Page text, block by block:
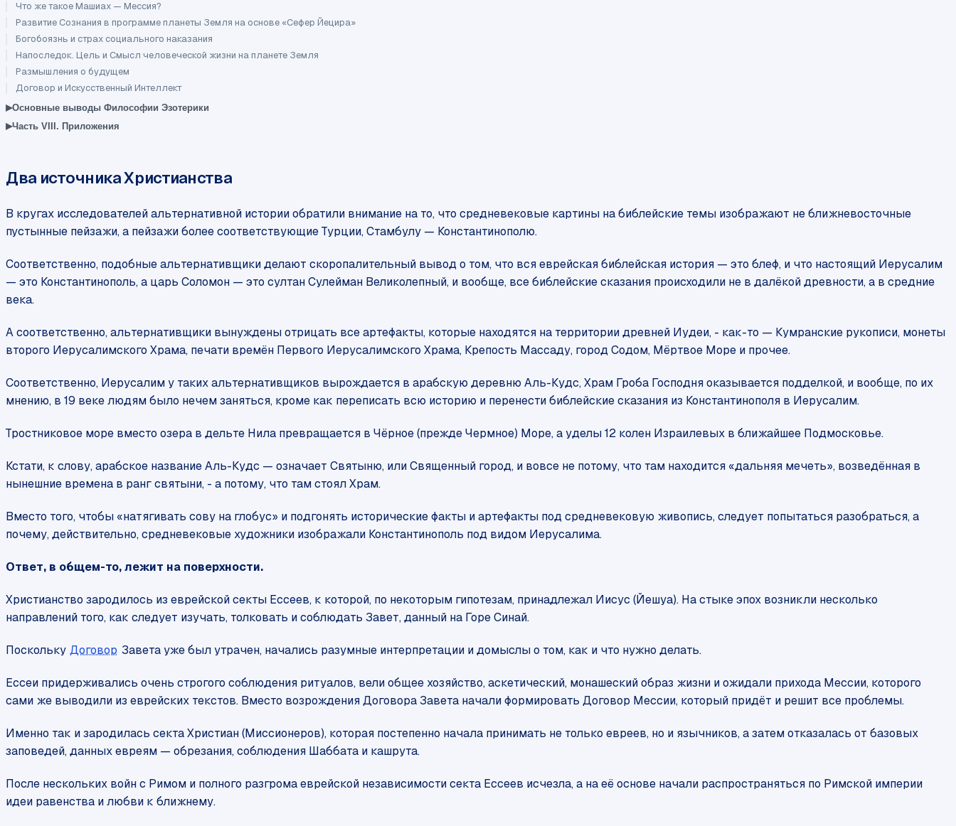
Что же такое Машиах — Мессия?
Развитие Сознания в программе планеты Земля на основе «Сефер Йецира»
Богобоязнь и страх социального наказания
Напоследок. Цель и Смысл человеческой жизни на планете Земля
Размышления о будущем
Договор и Искусственный Интеллект
▸Основные выводы Философии Эзотерики
▸Часть VIII. Приложения
Два источника Христианства
В кругах исследователей альтернативной истории обратили внимание на то, что средневековые картины на библейские темы изображают не ближневосточные
пустынные пейзажи, а пейзажи более соответствующие Турции, Стамбулу — Константинополю.
Соответственно, подобные альтернативщики делают скоропалительный вывод о том, что вся еврейская библейская история — это блеф, и что настоящий Иерусалим
— это Константинополь, а царь Соломон — это султан Сулейман Великолепный, и вообще, все библейские сказания происходили не в далёкой древности, а в средние
века.
А соответственно, альтернативщики вынуждены отрицать все артефакты, которые находятся на территории древней Иудеи, - как-то — Кумранские рукописи, монеты
второго Иерусалимского Храма, печати времён Первого Иерусалимского Храма, Крепость Массаду, город Содом, Мёртвое Море и прочее.
Соответственно, Иерусалим у таких альтернативщиков вырождается в арабскую деревню Аль-Кудс, Храм Гроба Господня оказывается подделкой, и вообще, по их
мнению, в 19 веке людям было нечем заняться, кроме как переписать всю историю и перенести библейские сказания из Константинополя в Иерусалим.
Тростниковое море вместо озера в дельте Нила превращается в Чёрное (прежде Чермное) Море, а уделы 12 колен Израилевых в ближайшее Подмосковье.
Кстати, к слову, арабское название Аль-Кудс — означает Святыню, или Священный город, и вовсе не потому, что там находится «дальняя мечеть», возведённая в
нынешние времена в ранг святыни, - а потому, что там стоял Храм.
Вместо того, чтобы «натягивать сову на глобус» и подгонять исторические факты и артефакты под средневековую живопись, следует попытаться разобраться, а
почему, действительно, средневековые художники изображали Константинополь под видом Иерусалима.
Ответ, в общем-то, лежит на поверхности.
Христианство зародилось из еврейской секты Ессеев, к которой, по некоторым гипотезам, принадлежал Иисус (Йешуа). На стыке эпох возникли несколько
направлений того, как следует изучать, толковать и соблюдать Завет, данный на Горе Синай.
Поскольку Договор Завета уже был утрачен, начались разумные интерпретации и домыслы о том, как и что нужно делать.
Ессеи придерживались очень строгого соблюдения ритуалов, вели общее хозяйство, аскетический, монашеский образ жизни и ожидали прихода Мессии, которого
сами же выводили из еврейских текстов. Вместо возрождения Договора Завета начали формировать Договор Мессии, который придёт и решит все проблемы.
Именно так и зародилась секта Христиан (Миссионеров), которая постепенно начала принимать не только евреев, но и язычников, а затем отказалась от базовых
заповедей, данных евреям — обрезания, соблюдения Шаббата и кашрута.
После нескольких войн с Римом и полного разгрома еврейской независимости секта Ессеев исчезла, а на её основе начали распространяться по Римской империи
идеи равенства и любви к ближнему.